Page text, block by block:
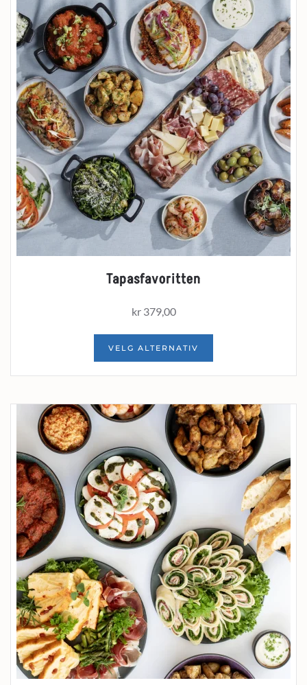
Tapasfavoritten
kr379,00
VELG ALTERNATIV